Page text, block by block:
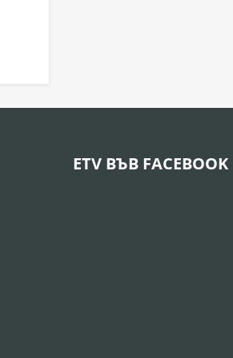
ETV ВЪВ FACEBOOK